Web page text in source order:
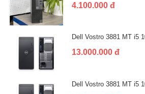
4.100.000 đ
Dell Vostro 3881 MT i5
13.000.000 đ
Dell Vostro 3881 MT i5